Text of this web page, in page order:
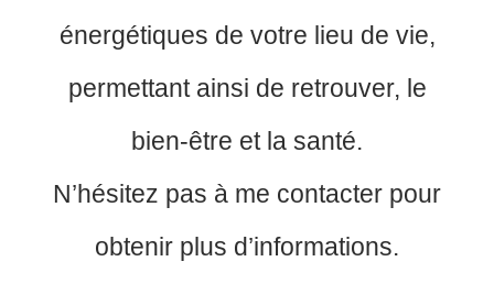
énergétiques de votre lieu de vie,
permettant ainsi de retrouver, le
bien-être et la santé.
N’hésitez pas à me contacter pour
obtenir plus d’informations.